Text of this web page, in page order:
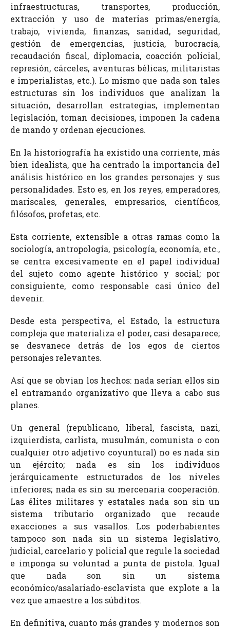
infraestructuras, transportes, producción,
extracción y uso de materias primas/energía,
trabajo, vivienda, finanzas, sanidad, seguridad,
gestión de emergencias, justicia, burocracia,
recaudación fiscal, diplomacia, coacción policial,
represión, cárceles, aventuras bélicas, militaristas
e imperialistas, etc.). Lo mismo que nada son tales
estructuras sin los individuos que analizan la
situación, desarrollan estrategias, implementan
legislación, toman decisiones, imponen la cadena
de mando y ordenan ejecuciones.
En la historiografía ha existido una corriente, más
bien idealista, que ha centrado la importancia del
análisis histórico en los grandes personajes y sus
personalidades. Esto es, en los reyes, emperadores,
mariscales, generales, empresarios, científicos,
filósofos, profetas, etc.
Esta corriente, extensible a otras ramas como la
sociología, antropología, psicología, economía, etc.,
se centra excesivamente en el papel individual
del sujeto como agente histórico y social; por
consiguiente, como responsable casi único del
devenir.
Desde esta perspectiva, el Estado, la estructura
compleja que materializa el poder, casi desaparece;
se desvanece detrás de los egos de ciertos
personajes relevantes.
Así que se obvian los hechos: nada serían ellos sin
el entramando organizativo que lleva a cabo sus
planes.
Un general (republicano, liberal, fascista, nazi,
izquierdista, carlista, musulmán, comunista o con
cualquier otro adjetivo coyuntural) no es nada sin
un ejército; nada es sin los individuos
jerárquicamente estructurados de los niveles
inferiores; nada es sin su mercenaria cooperación.
Las élites militares y estatales nada son sin un
sistema tributario organizado que recaude
exacciones a sus vasallos. Los poderhabientes
tampoco son nada sin un sistema legislativo,
judicial, carcelario y policial que regule la sociedad
e imponga su voluntad a punta de pistola. Igual
que nada son sin un sistema
económico/asalariado-esclavista que explote a la
vez que amaestre a los súbditos.
En definitiva, cuanto más grandes y modernos son